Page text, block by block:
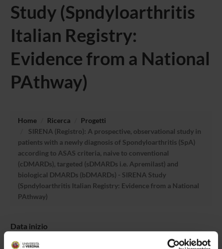
Study (Spndyloarthritis
Italian Registry:
Evidence from a National
PAthway)
Home Ricerca
Progetti
SIRENA (Registro): A prospective, observational study in
patients with a newly diagnosis of Spondyloarthritis (SpA)
according to ASAS criteria, naive to conventional
(cDMARDs), targeted (sDMARDs i.e. Apremilast) and
biological DMARDs (bDMARDs) - SIRENA Study
(Spndyloarthritis Italian Registry: Evidence from a National
PAthway)
Data inizio